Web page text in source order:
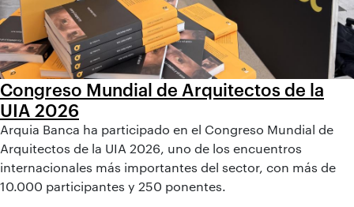
Congreso Mundial de Arquitectos de la
UIA 2026
Arquia Banca ha participado en el Congreso Mundial de
Arquitectos de la UIA 2026, uno de los encuentros
internacionales más importantes del sector, con más de
10.000 participantes y 250 ponentes.